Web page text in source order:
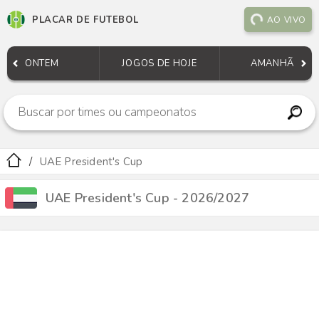
PLACAR DE FUTEBOL AO VIVO
ONTEM JOGOS DE HOJE AMANHÃ
UAE President's Cup
UAE President's Cup - 2026/2027